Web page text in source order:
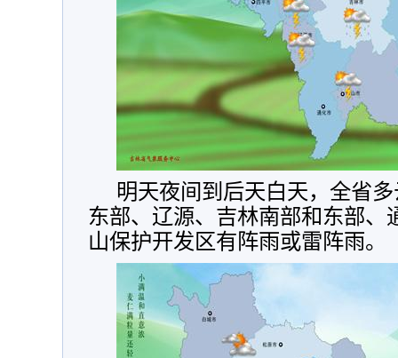
明天夜间到后天白天，全省
东部、辽源、吉林南部和东部、
山保护开发区有阵雨或雷阵雨。